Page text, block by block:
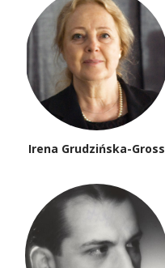
Irena Grudzińska-Gross